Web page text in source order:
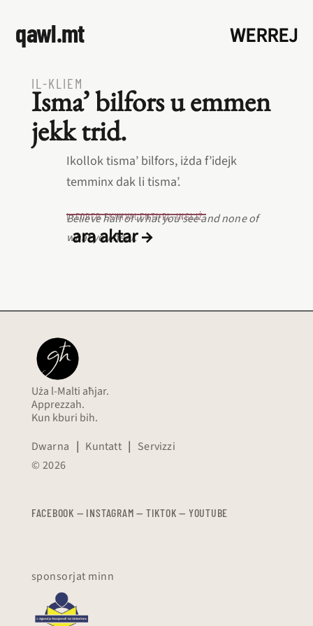
qawl.mt WERREJ
IL‑KLIEM
Isma’ bilfors u emmen
jekk trid.
Ikollok tisma’ bilfors, iżda f’idejk
temminx dak li tisma’.
L‑EQREB EKWIVALENTI BL‑INGLIŻ
Believe half of what you see and none of
what you hear.
ara aktar →
Uża l-Malti aħjar.
Apprezzah.
Kun kburi bih.
Dwarna | Kuntatt | Servizzi
© 2026
FACEBOOK — INSTAGRAM — TIKTOK — YOUTUBE
sponsorjat minn